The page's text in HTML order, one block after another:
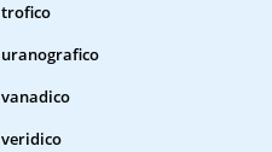
trofico
uranografico
vanadico
veridico